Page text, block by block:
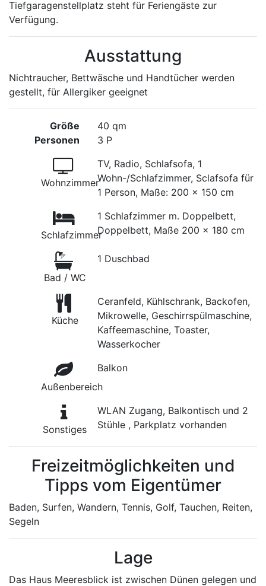
Tiefgaragenstellplatz steht für Feriengäste zur
Verfügung.
Ausstattung
Nichtraucher, Bettwäsche und Handtücher werden
gestellt, für Allergiker geeignet
Größe
Personen
40 qm
3 P
Wohnzimmer
TV, Radio, Schlafsofa, 1
Wohn-/Schlafzimmer, Sclafsofa für
1 Person, Maße: 200 x 150 cm
Schlafzimmer
1 Schlafzimmer m. Doppelbett,
Doppelbett, Maße 200 x 180 cm
Bad / WC
1 Duschbad
Küche
Ceranfeld, Kühlschrank, Backofen,
Mikrowelle, Geschirrspülmaschine,
Kaffeemaschine, Toaster,
Wasserkocher
Außenbereich
Balkon
Sonstiges
WLAN Zugang, Balkontisch und 2
Stühle , Parkplatz vorhanden
Freizeitmöglichkeiten und
Tipps vom Eigentümer
Baden, Surfen, Wandern, Tennis, Golf, Tauchen, Reiten,
Segeln
Lage
Das Haus Meeresblick ist zwischen Dünen gelegen und